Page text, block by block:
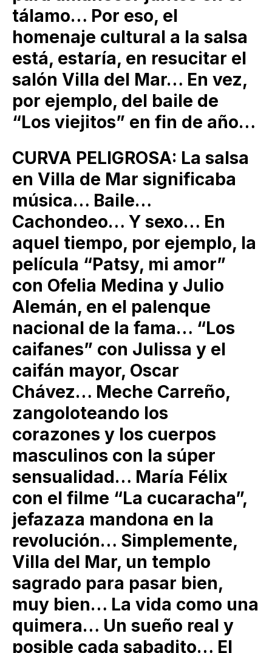
tálamo… Por eso, el
homenaje cultural a la salsa
está, estaría, en resucitar el
salón Villa del Mar… En vez,
por ejemplo, del baile de
“Los viejitos” en fin de año…
CURVA PELIGROSA: La salsa
en Villa de Mar significaba
música… Baile…
Cachondeo… Y sexo… En
aquel tiempo, por ejemplo, la
película “Patsy, mi amor”
con Ofelia Medina y Julio
Alemán, en el palenque
nacional de la fama… “Los
caifanes” con Julissa y el
caifán mayor, Oscar
Chávez… Meche Carreño,
zangoloteando los
corazones y los cuerpos
masculinos con la súper
sensualidad… María Félix
con el filme “La cucaracha”,
jefazaza mandona en la
revolución… Simplemente,
Villa del Mar, un templo
sagrado para pasar bien,
muy bien… La vida como una
quimera… Un sueño real y
posible cada sabadito… El